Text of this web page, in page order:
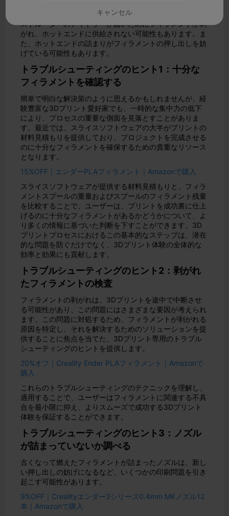
るため、必ずしも明らかではありません！あるいは、エク
ストルーダーのアイドラーが固いためにフィラメントが剥
がれ、ホットエンドに供給されない可能性もあります。ま
た、ホットエンドの詰まりがフィラメントの押し出しを妨
げている可能性もあります。
トラブルシューティングのヒント1：十分な
フィラメントを確認する
簡単で明白な解決策のように思えるかもしれませんが、経
験豊富な3Dプリント愛好家でも、一時的な集中力の低下
により、プロセスの重要な側面を見落とすことがありま
す。最近では、スライスソフトウェアの大半がプリントの
材料見積もりを提供しており、プロジェクトを完成させる
のに十分なフィラメントを確保するための貴重なリソース
となります。
15%OFF｜エンダーPLAフィラメント｜Amazonで購入
スライスソフトウェアが提供する材料見積もりと、フィラ
メントスプールの重量およびスプールのフィラメント残量
を比較することで、ユーザーは、プリントを成功裏に仕上
げるのに十分なフィラメントがあるかどうかについて、よ
り多くの情報に基づいた判断を下すことができます。3D
プリントプロセスにおけるこの基本的なステップは、潜在
的な問題を防ぐだけでなく、3Dプリント体験の全体的な
効率と効果にも貢献します。
トラブルシューティングのヒント2：剥がれ
たフィラメントの検査
フィラメントの剥がれは、3Dプリントを途中で中断させ
る可能性があり、この問題にはさまざまな要因が考えられ
ます。この問題に対処するため、フィラメントが剥がれる
原因を特定し、それを解決するためのソリューションを提
供することに焦点を当てた、3Dプリント専用のトラブル
シューティングのヒントを提供します。
20%オフ｜Creality Ender PLAフィラメント｜Amazonで
購入
これらのトラブルシューティングのテクニックを理解し、
適用することで、ユーザーはフィラメントに関連する不具
合を最小限に抑え、よりスムーズで成功する3Dプリント
体験を保証することができます。
トラブルシューティングのヒント3：ノズル
が詰まっていないか調べる
古くなって燃えたフィラメントが詰まったノズルは、新し
い押し出しの妨げになるなど、いくつかの印刷問題を引き
起こす可能性があります。
9%OFF｜Crealityエンダー3シリーズ0.4mm MKノズル12
本｜Amazonで購入
キャンセル